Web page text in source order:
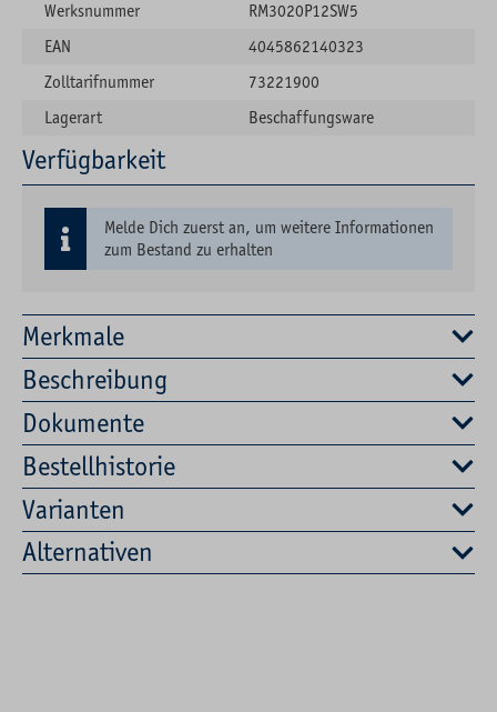
Merkmale
Beschreibung
Dokumente
Bestellhistorie
Varianten
Alternativen
Werksnummer
RM3020P12SW5
EAN
4045862140323
Zolltarifnummer
73221900
Lagerart
Beschaffungsware
Verfügbarkeit
Melde Dich zuerst an, um weitere Informationen
zum Bestand zu erhalten